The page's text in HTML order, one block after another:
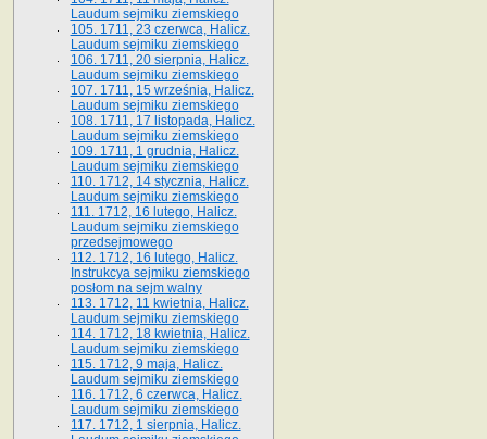
Laudum sejmiku ziemskiego
105. 1711, 23 czerwca, Halicz.
Laudum sejmiku ziemskiego
106. 1711, 20 sierpnia, Halicz.
Laudum sejmiku ziemskiego
107. 1711, 15 września, Halicz.
Laudum sejmiku ziemskiego
108. 1711, 17 listopada, Halicz.
Laudum sejmiku ziemskiego
109. 1711, 1 grudnia, Halicz.
Laudum sejmiku ziemskiego
110. 1712, 14 stycznia, Halicz.
Laudum sejmiku ziemskiego
111. 1712, 16 lutego, Halicz.
Laudum sejmiku ziemskiego
przedsejmowego
112. 1712, 16 lutego, Halicz.
Instrukcya sejmiku ziemskiego
posłom na sejm walny
113. 1712, 11 kwietnia, Halicz.
Laudum sejmiku ziemskiego
114. 1712, 18 kwietnia, Halicz.
Laudum sejmiku ziemskiego
115. 1712, 9 maja, Halicz.
Laudum sejmiku ziemskiego
116. 1712, 6 czerwca, Halicz.
Laudum sejmiku ziemskiego
117. 1712, 1 sierpnia, Halicz.